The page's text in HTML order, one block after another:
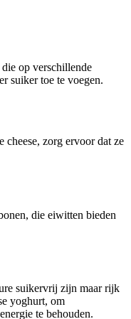
op verschillende
suiker toe te voegen.
cheese, zorg ervoor dat ze
die eiwitten bieden
suikervrij zijn maar rijk
yoghurt, om
te behouden.